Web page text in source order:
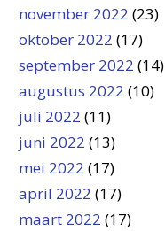
november 2022 (23)
oktober 2022 (17)
september 2022 (14)
augustus 2022 (10)
juli 2022 (11)
juni 2022 (13)
mei 2022 (17)
april 2022 (17)
maart 2022 (17)